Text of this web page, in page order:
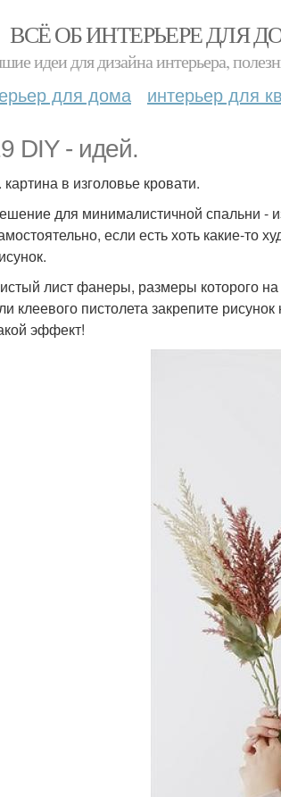
ВСЁ ОБ ИНТЕРЬЕРЕ ДЛЯ
идеи для дизайна интерьера,
для дома интерьер для
DIY - идей.
картина в изголовье кровати.
для минималистичной спальни -
если есть хоть какие-то
лист фанеры, размеры которого
клеевого пистолета закрепите
эффект!